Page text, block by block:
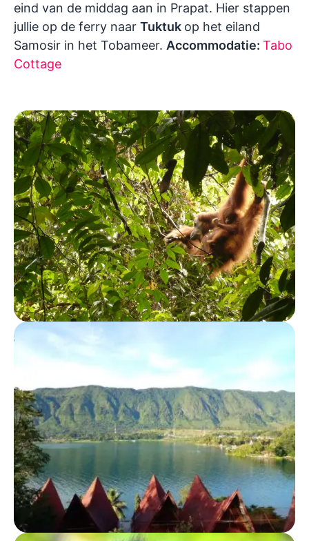
eind van de middag aan in Prapat. Hier stappen
jullie op de ferry naar Tuktuk op het eiland
Samosir in het Tobameer. Accommodatie: Tabo
Cottage